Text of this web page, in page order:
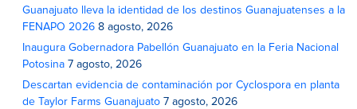
Guanajuato lleva la identidad de los destinos Guanajuatenses a la
FENAPO 2026 8 agosto, 2026
Inaugura Gobernadora Pabellón Guanajuato en la Feria Nacional
Potosina 7 agosto, 2026
Descartan evidencia de contaminación por Cyclospora en planta
de Taylor Farms Guanajuato 7 agosto, 2026